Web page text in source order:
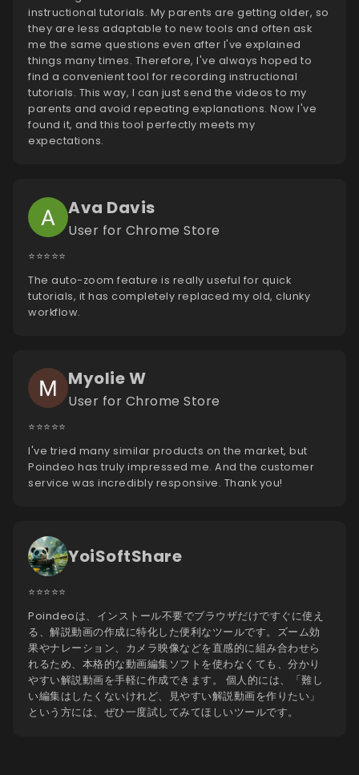
instructional tutorials. My parents are getting older, so
they are less adaptable to new tools and often ask
me the same questions even after I've explained
things many times. Therefore, I've always hoped to
find a convenient tool for recording instructional
tutorials. This way, I can just send the videos to my
parents and avoid repeating explanations. Now I've
found it, and this tool perfectly meets my
expectations.
Ava Davis
User for Chrome Store
⭐️⭐️⭐️⭐️⭐️
The auto-zoom feature is really useful for quick
tutorials, it has completely replaced my old, clunky
workflow.
Myolie W
User for Chrome Store
⭐️⭐️⭐️⭐️⭐️
I've tried many similar products on the market, but
Poindeo has truly impressed me. And the customer
service was incredibly responsive. Thank you!
YoiSoftShare
⭐️⭐️⭐️⭐️⭐️
Poindeoは、インストール不要でブラウザだけですぐに使え
る、解説動画の作成に特化した便利なツールです。ズーム効
果やナレーション、カメラ映像などを直感的に組み合わせら
れるため、本格的な動画編集ソフトを使わなくても、分かり
やすい解説動画を手軽に作成できます。 個人的には、「難し
い編集はしたくないけれど、見やすい解説動画を作りたい」
という方には、ぜひ一度試してみてほしいツールです。